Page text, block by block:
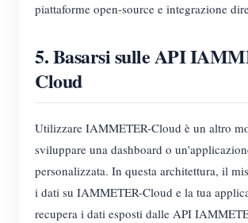
piattaforme open-source e integrazione
5. Basarsi sulle API
Cloud
Utilizzare IAMMETER-Cloud è un altro
sviluppare una dashboard o
personalizzata. In questa architettura, il
i dati su IAMMETER-Cloud e la tua
recupera i dati esposti dalle API